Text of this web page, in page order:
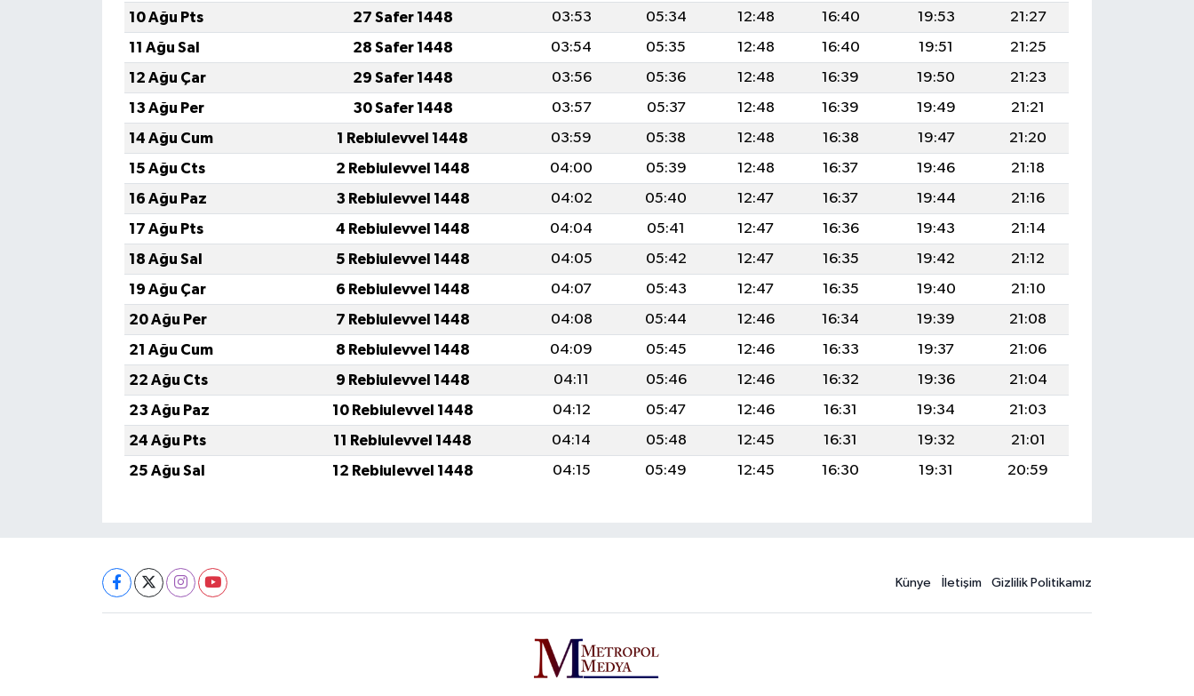
10 Ağu Pts
27 Safer 1448 03:53 05:34 12:48 16:40 19:53
21:27
11 Ağu Sal
28 Safer 1448 03:54 05:35 12:48 16:40 19:51
21:25
12 Ağu Çar
29 Safer 1448 03:56 05:36 12:48 16:39 19:50
21:23
13 Ağu Per
30 Safer 1448 03:57 05:37 12:48 16:39 19:49
21:21
14 Ağu Cum
1 Rebiulevvel 1448 03:59 05:38 12:48 16:38 19:47
21:20
15 Ağu Cts
2 Rebiulevvel 1448 04:00 05:39 12:48 16:37 19:46
21:18
16 Ağu Paz
3 Rebiulevvel 1448 04:02 05:40 12:47 16:37 19:44
21:16
17 Ağu Pts
4 Rebiulevvel 1448 04:04 05:41 12:47 16:36 19:43
21:14
18 Ağu Sal
5 Rebiulevvel 1448 04:05 05:42 12:47 16:35 19:42
21:12
19 Ağu Çar
6 Rebiulevvel 1448 04:07 05:43 12:47 16:35 19:40
21:10
20 Ağu Per
7 Rebiulevvel 1448 04:08 05:44 12:46 16:34 19:39
21:08
21 Ağu Cum
8 Rebiulevvel 1448 04:09 05:45 12:46 16:33 19:37
21:06
22 Ağu Cts
9 Rebiulevvel 1448 04:11 05:46 12:46 16:32 19:36
21:04
23 Ağu Paz
10 Rebiulevvel 1448 04:12 05:47 12:46 16:31 19:34
21:03
24 Ağu Pts
11 Rebiulevvel 1448 04:14 05:48 12:45 16:31 19:32
21:01
25 Ağu Sal
12 Rebiulevvel 1448 04:15 05:49 12:45 16:30 19:31 20:59
Künye İletişim Gizlilik Politikamız